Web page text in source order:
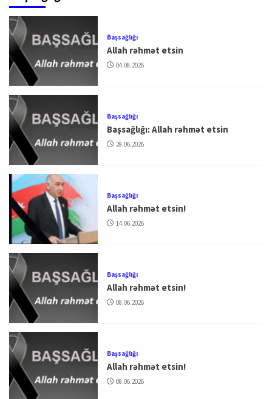
Başsağlığı
Allah rəhmət etsin
04.08.2026
Başsağlığı
Başsağlığı: Allah rəhmət etsin
28.06.2026
Başsağlığı
Allah rəhmət etsin!
14.06.2026
Başsağlığı
Allah rəhmət etsin!
08.06.2026
Başsağlığı
Allah rəhmət etsin!
08.06.2026